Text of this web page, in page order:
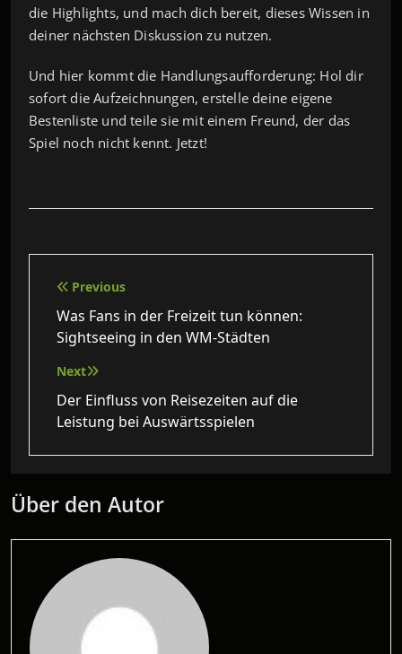
die Highlights, und mach dich bereit, dieses Wissen in
deiner nächsten Diskussion zu nutzen.
Und hier kommt die Handlungsaufforderung: Hol dir
sofort die Aufzeichnungen, erstelle deine eigene
Bestenliste und teile sie mit einem Freund, der das
Spiel noch nicht kennt. Jetzt!
Beitragsnavigation
Previous
Was Fans in der Freizeit tun können:
Sightseeing in den WM‑Städten
Next
Der Einfluss von Reisezeiten auf die
Leistung bei Auswärtsspielen
Über den Autor